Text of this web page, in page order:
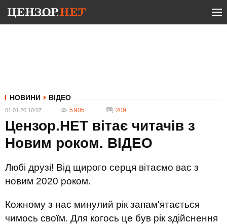
НОВИНИ ВІДЕО
01.01.20 10:07 5 905 209
Цензор.НЕТ вітає читачів з
Новим роком. ВIДЕО
Любі друзі! Від щирого серця вітаємо вас з
новим 2020 роком.
Кожному з нас минулий рік запам'ятається
чимось своїм. Для когось це був рік здійснення